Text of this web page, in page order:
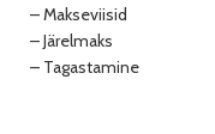
– Makseviisid
– Järelmaks
– Tagastamine